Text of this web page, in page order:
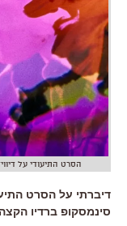
הסרט התיעודי על
דיברתי על הסרט
סינמסקופ ברדיו